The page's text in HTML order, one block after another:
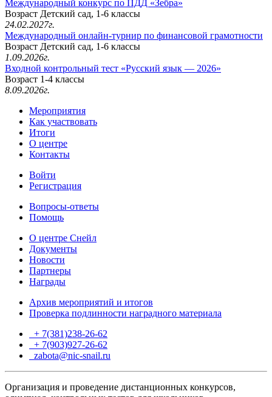
Международный конкурс по ПДД «Зебра»
Возраст Детский сад, 1-6 классы
24.02.2027г.
Международный онлайн-турнир по финансовой грамотности
Возраст Детский сад, 1-6 классы
1.09.2026г.
Входной контрольный тест «Русский язык — 2026»
Возраст 1-4 классы
8.09.2026г.
Мероприятия
Как участвовать
Итоги
О центре
Контакты
Войти
Регистрация
Вопросы-ответы
Помощь
О центре Снейл
Документы
Новости
Партнеры
Награды
Архив мероприятий и итогов
Проверка подлинности наградного материала
+ 7(381)238-26-62
+ 7(903)927-26-62
zabota@nic-snail.ru
Организация и проведение дистанционных конкурсов,